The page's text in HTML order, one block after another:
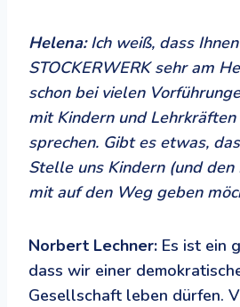
Helena:Ich weiß, dass
STOCKERWERK sehr am
schon bei vielen
mit Kindern und
sprechen. Gibt es etwas,
Stelle uns Kindern (und den
mit auf den Weg geben
Norbert Lechner: Es ist ein
dass wir einer
Gesellschaft leben dürfen.